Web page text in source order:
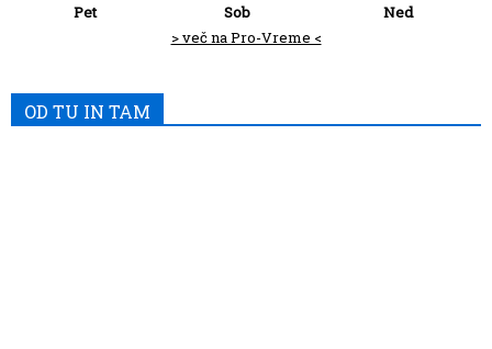
Pet
Sob
Ned
> več na Pro-Vreme <
OD TU IN TAM